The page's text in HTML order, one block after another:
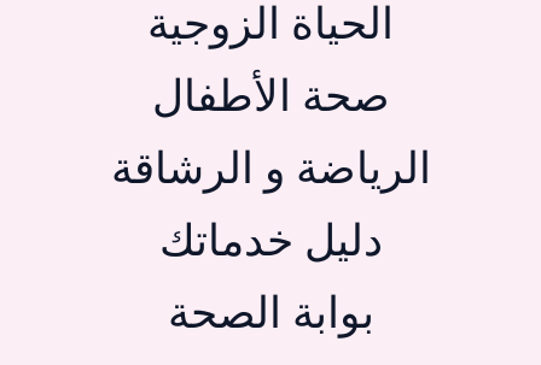
الحياة الزوجية
صحة الأطفال
الرياضة و الرشاقة
دليل خدماتك
بوابة الصحة